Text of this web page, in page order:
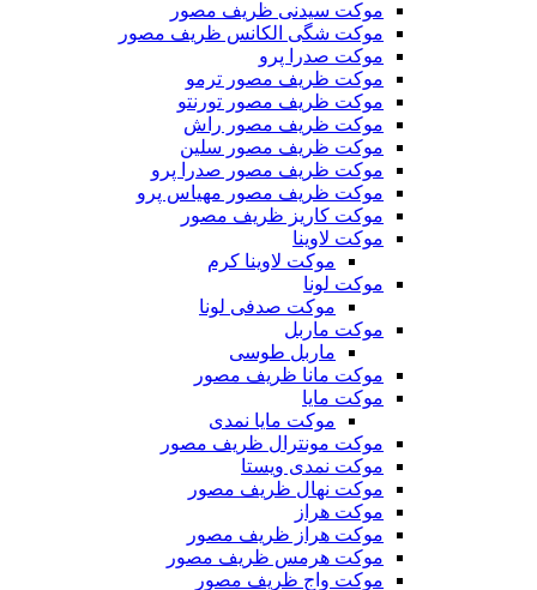
موکت سیدنی ظریف مصور
موکت شگی الکانس ظریف مصور
موکت صدرا پرو
موکت ظریف مصور ترمو
موکت ظریف مصور تورنتو
موکت ظریف مصور راش
موکت ظریف مصور سلین
موکت ظریف مصور صدرا پرو
موکت ظریف مصور مهیاس پرو
موکت کاریز ظریف مصور
موکت لاوینا
موکت لاوینا کرم
موکت لونا
موکت صدفی لونا
موکت ماربل
ماربل طوسی
موکت مانا ظریف مصور
موکت مایا
موکت مایا نمدی
موکت مونترال ظریف مصور
موکت نمدی ویستا
موکت نهال ظریف مصور
موکت هراز
موکت هراز ظریف مصور
موکت هرمس ظریف مصور
موکت واج ظریف مصور